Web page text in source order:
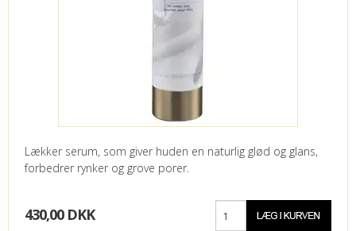
Lækker serum, som giver huden en naturlig glød og glans,
forbedrer rynker og grove porer.
430,00 DKK